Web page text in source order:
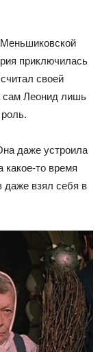
Меньшиковской
приключилась
своей
сам Леонид лишь
даже устроила
какое-то время
даже взял себя в